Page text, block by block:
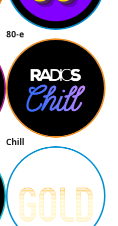
80-e
Chill